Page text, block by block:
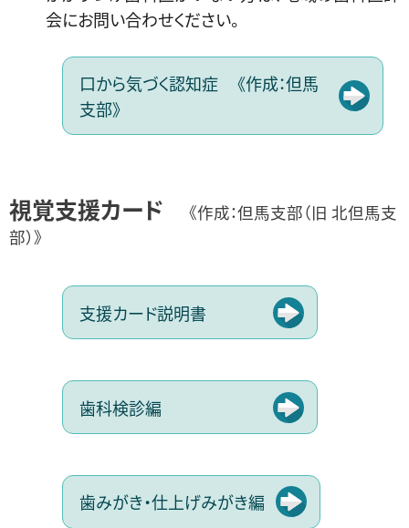
会にお問い合わせください。
口から気づく認知症 《作成：但馬
支部》
視覚支援カード
《作成：但馬支部（旧 北但馬支
部）》
支援カード説明書
歯科検診編
歯みがき・仕上げみがき編